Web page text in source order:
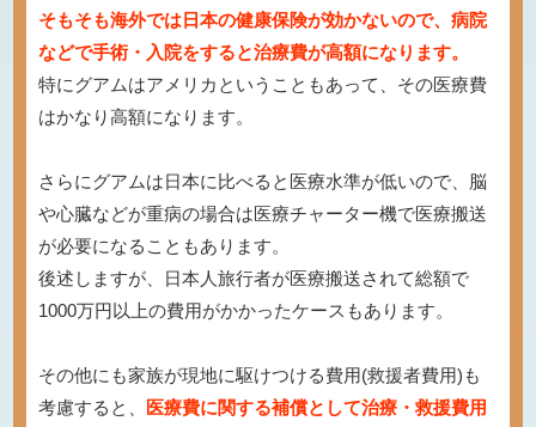
そもそも海外では日本の健康保険が効かないので、病院
などで手術・入院をすると治療費が高額になります。
特にグアムはアメリカということもあって、その医療費
はかなり高額になります。
さらにグアムは日本に比べると医療水準が低いので、脳
や心臓などが重病の場合は医療チャーター機で医療搬送
が必要になることもあります。
後述しますが、日本人旅行者が医療搬送されて総額で
1000万円以上の費用がかかったケースもあります。
その他にも家族が現地に駆けつける費用(救援者費用)も
考慮すると、
医療費に関する補償として治療・救援費用